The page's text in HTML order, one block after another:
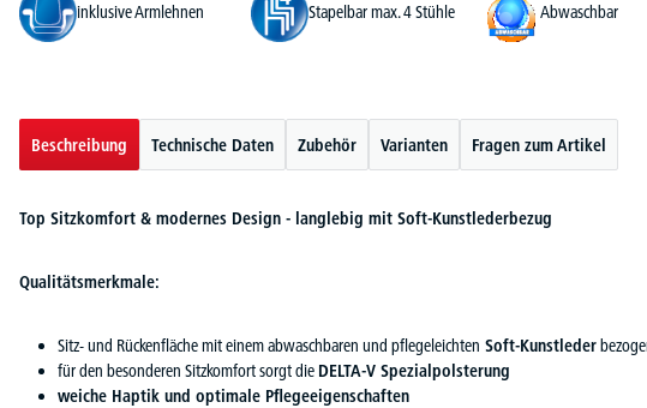
inklusive Armlehnen
Stapelbar max. 4 Stühle Abwaschbar
Beschreibung Technische Daten Zubehör Varianten Fragen zum Artikel
Top Sitzkomfort & modernes Design - langlebig mit Soft-Kunstlederbezug
Qualitätsmerkmale:
Sitz- und Rückenfläche mit einem abwaschbaren und pflegeleichten Soft-Kunstleder
für den besonderen Sitzkomfort sorgt die DELTA-V Spezialpolsterung
weiche Haptik und optimale Pflegeeigenschaften